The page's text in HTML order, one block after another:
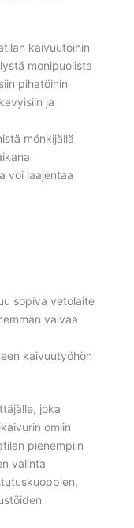
kaivuutöihin
monipuolista
pihatöihin
ja
mönkijällä
voi laajentaa
sopiva vetolaite
vaivaa
kaivuutyöhön
joka
omiin
pienempiin
valinta